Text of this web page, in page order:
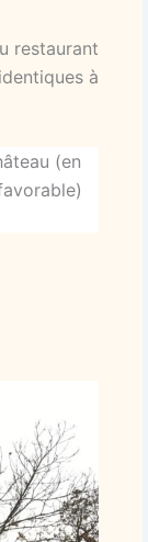
restaurant
à
(en